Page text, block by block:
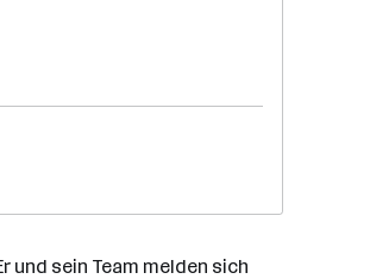
und sein Team melden sich